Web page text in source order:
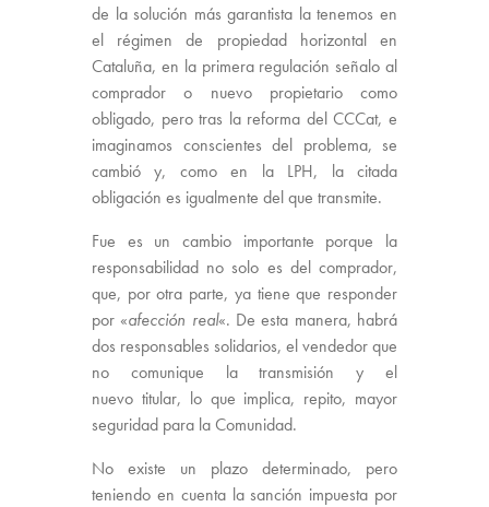
de la solución más garantista la tenemos en
el régimen de propiedad horizontal en
Cataluña, en la primera regulación señalo al
comprador o nuevo propietario como
obligado, pero tras la reforma del CCCat, e
imaginamos conscientes del problema, se
cambió y, como en la LPH, la citada
obligación es igualmente del que transmite.
Fue es un cambio importante porque la
responsabilidad no solo es del comprador,
que, por otra parte, ya tiene que responder
por «afección real«. De esta manera, habrá
dos responsables solidarios, el vendedor que
no comunique la transmisión y el
nuevo titular, lo que implica, repito, mayor
seguridad para la Comunidad.
No existe un plazo determinado, pero
teniendo en cuenta la sanción impuesta por